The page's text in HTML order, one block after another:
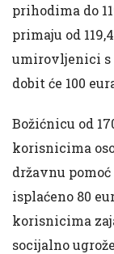
prihodima do
primaju od
umirovljenici s
dobit će 100
Božićnicu od
korisnicima
državnu
isplaćeno 80
korisnicima
socijalno